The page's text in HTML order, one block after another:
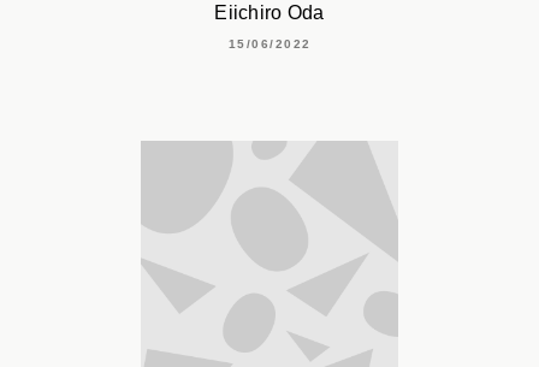
Eiichiro Oda
15/06/2022